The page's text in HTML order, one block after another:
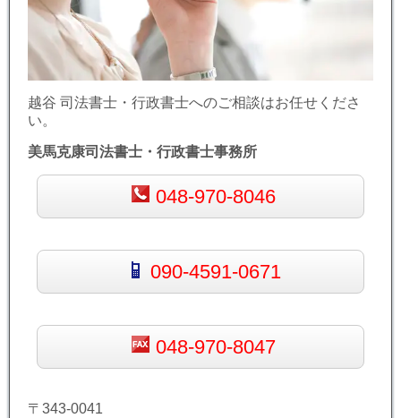
越谷 司法書士・行政書士へのご相談はお任せくださ
い。
美馬克康司法書士・行政書士事務所
048-970-8046
090-4591-0671
048-970-8047
〒343-0041